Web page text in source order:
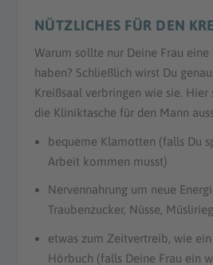
NÜTZLICHES FÜR DEN
Warum sollte nur Deine Frau eine
haben? Schließlich wirst Du
Kreißsaal verbringen wie sie. Hier
die Kliniktasche für den Mann
bequeme Klamotten (falls Du
Arbeit kommen musst)
Nervennahrung um neue
Traubenzucker, Nüsse,
etwas zum Zeitvertreib, wie
Hörbuch (falls Deine Frau ein